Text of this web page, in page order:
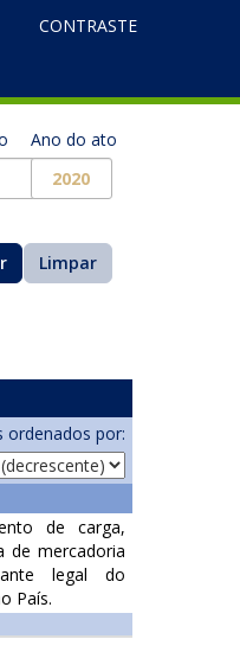
CONTRASTE
Ano do ato
Limpar
ordenados por:
de carga,
de mercadoria
legal do
País.